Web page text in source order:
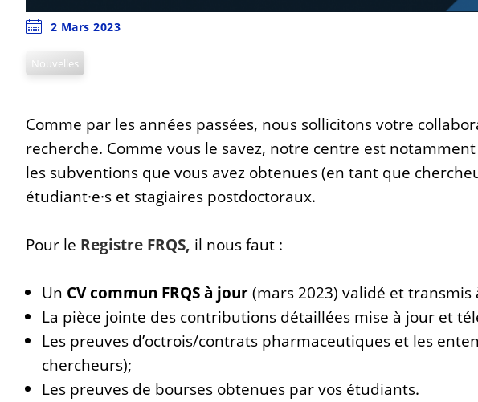
2 Mars 2023
Nouvelles
Comme par les années passées, nous sollicitons votre
recherche. Comme vous le savez, notre centre est
les subventions que vous avez obtenues (en tant que
étudiant·e·s et stagiaires postdoctoraux.
Pour le Registre FRQS, il nous faut :
Un CV commun FRQS à jour(mars 2023) validé et transmis
La pièce jointe des contributions détaillées mise à jour et
Les preuves d’octrois/contrats pharmaceutiques et les
chercheurs);
Les preuves de bourses obtenues par vos étudiants.